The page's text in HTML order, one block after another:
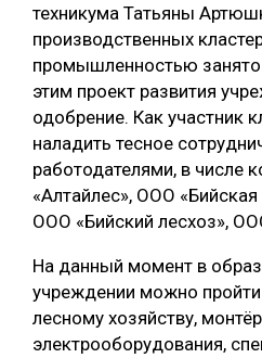
техникума Татьяны
производственных
промышленностью занято
этим проект развития
одобрение. Как участник
наладить тесное
работодателями, в числе
«Алтайлес», ООО
ООО «Бийский лесхоз»,
На данный момент в
учреждении можно
лесному хозяйству,
электрооборудования,